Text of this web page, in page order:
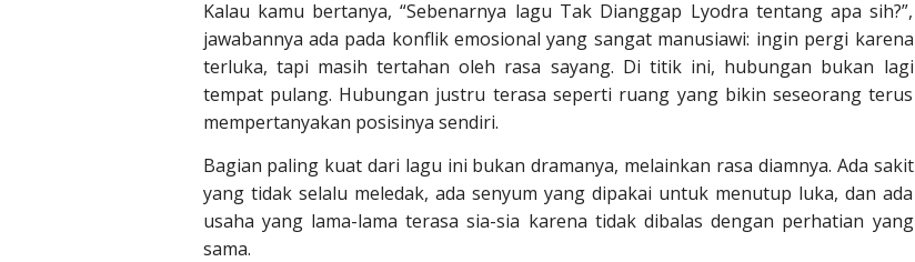
Kalau kamu bertanya, “Sebenarnya lagu Tak Dianggap Lyodra tentang apa sih?”,
jawabannya ada pada konflik emosional yang sangat manusiawi: ingin pergi karena
terluka, tapi masih tertahan oleh rasa sayang. Di titik ini, hubungan bukan lagi
tempat pulang. Hubungan justru terasa seperti ruang yang bikin seseorang terus
mempertanyakan posisinya sendiri.
Bagian paling kuat dari lagu ini bukan dramanya, melainkan rasa diamnya. Ada sakit
yang tidak selalu meledak, ada senyum yang dipakai untuk menutup luka, dan ada
usaha yang lama-lama terasa sia-sia karena tidak dibalas dengan perhatian yang
sama.